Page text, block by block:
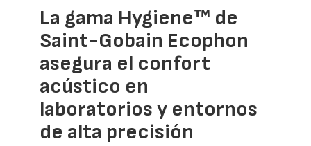
La gama Hygiene™ de
Saint-Gobain Ecophon
asegura el confort
acústico en
laboratorios y entornos
de alta precisión